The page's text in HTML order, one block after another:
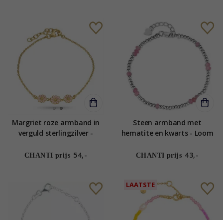
Margriet roze armband in
verguld sterlingzilver -
CHANTI prijs 54,-
Steen armband met
hematite en kwarts - Loom
CHANTI prijs 43,-
LAATSTE